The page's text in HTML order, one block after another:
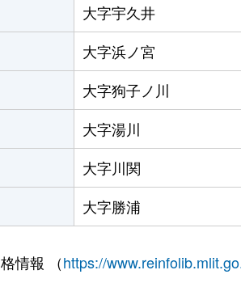
大字宇久井
大字浜ノ宮
大字狗子ノ川
大字湯川
大字川関
大字勝浦
情報 （https://